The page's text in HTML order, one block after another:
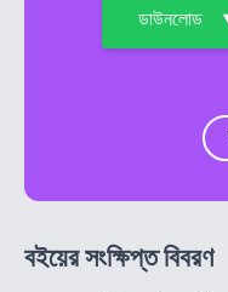
ডাউনলোড
বইয়ের সংক্ষিপ্ত বিবরণ